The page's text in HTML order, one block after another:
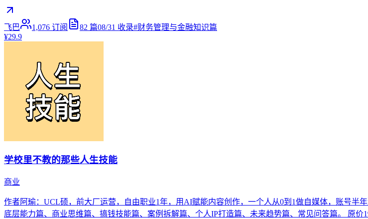
飞巴 1,076 订阅 82 篇08/31 收录#财务管理与金融知识篇
¥29.9
学校里不教的那些人生技能
商业
作者阿瑜：UCL硕，前大厂运营，自由职业1年，用AI赋能内容创作，一个人从0到1做自媒体，账号半
底层能力篇、商业思维篇、搞钱技能篇、案例拆解篇、个人IP打造篇、未来趋势篇、常见问答篇。 原